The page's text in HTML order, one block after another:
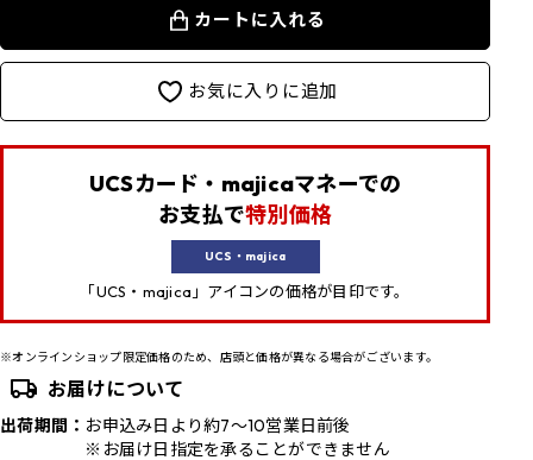
カートに入れる
お気に入りに追加
UCSカード・majicaマネーでの
お支払で特別価格
UCS・majica
「UCS・majica」アイコンの価格が目印です。
※オンラインショップ限定価格のため、店頭と価格が異なる場合がございます。
お届けについて
出荷期間： お申込み日より約7～10営業日前後
※お届け日指定を承ることができません